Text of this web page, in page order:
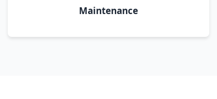
Maintenance